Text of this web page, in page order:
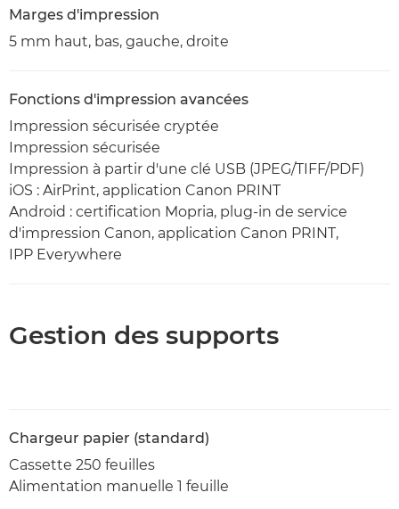
Marges d'impression
5 mm haut, bas, gauche, droite
Fonctions d'impression avancées
Impression sécurisée cryptée
Impression sécurisée
Impression à partir d'une clé USB (JPEG/TIFF/PDF)
iOS : AirPrint, application Canon PRINT
Android : certification Mopria, plug-in de service
d'impression Canon, application Canon PRINT,
IPP Everywhere
Gestion des supports
Chargeur papier (standard)
Cassette 250 feuilles
Alimentation manuelle 1 feuille